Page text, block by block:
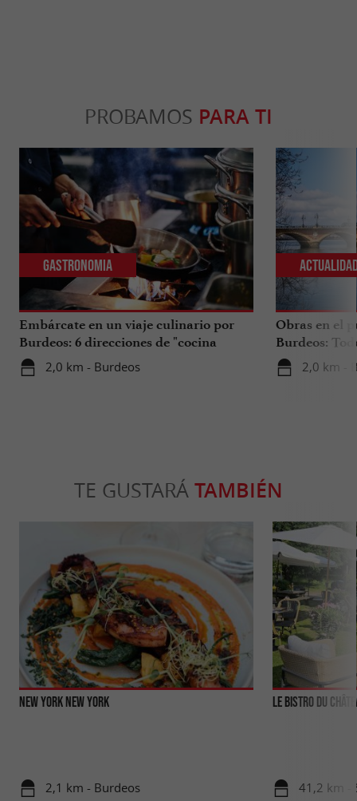
PROBAMOS PARA TI
Embárcate en un viaje culinario por
Burdeos: 6 direcciones de "cocina
internacional"
2,0 km - Burdeos
Gastronomia
Obras en el
Burdeos:
tus viajes en
2,0 km -
TE GUSTARÁ TAMBIÉN
New York New York
2,1 km - Burdeos
Le Bistro du
41,2 km -